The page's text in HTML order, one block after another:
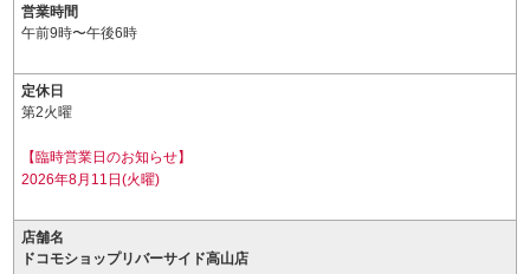
営業時間
午前9時〜午後6時
定休日
第2火曜
【臨時営業日のお知らせ】
2026年8月11日(火曜)
店舗名
ドコモショップリバーサイド高山店